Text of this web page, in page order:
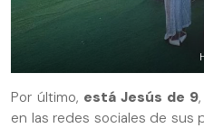
Por último, está Jesús de 9
en las redes sociales de sus